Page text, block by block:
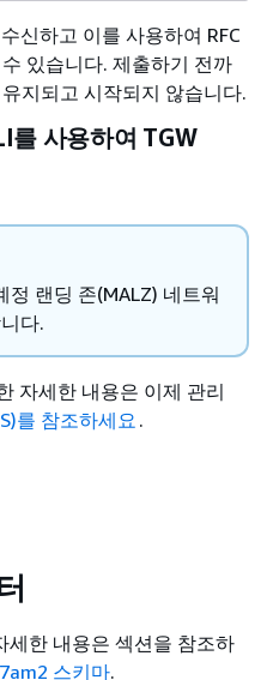
신하고 이를 사용하여 RFC
있습니다. 제출하기 전까
지되고 시작되지 않습니다.
를 사용하여 TGW
정 랜딩 존(MALZ) 네트워
다.
자세한 내용은 이제 관리
를 참조하세요 .
세한 내용은 섹션을 참조하
스키마.